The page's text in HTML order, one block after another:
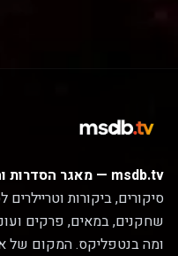
msdb.tv — מאגר הסדרות והסרטים המוביל בעברית.
סיקורים, ביקורות
שחקנים, במאים, פרקים
ומה בנטפליקס. המקום של